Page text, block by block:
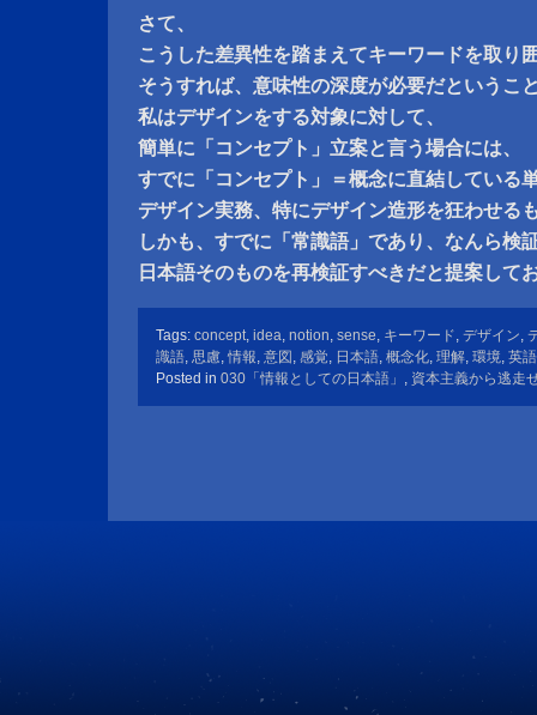
さて、
こうした差異性を踏まえてキーワードを取り
そうすれば、意味性の深度が必要だというこ
私はデザインをする対象に対して、
簡単に「コンセプト」立案と言う場合には、
すでに「コンセプト」＝概念に直結している
デザイン実務、特にデザイン造形を狂わせる
しかも、すでに「常識語」であり、なんら検
日本語そのものを再検証すべきだと提案して
Tags: concept, idea, notion, sense, キーワード, デザイン,
識語, 思慮,情報, 意図 , 感覚, 日本語, 概念化, 理解, 環境, 英
Posted in 030「情報としての日本語」 , 資本主義から逃走